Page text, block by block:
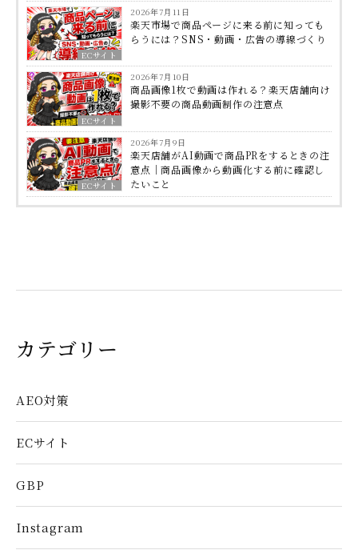
ECサイト
2026年7月11日
楽天市場で商品ページに来る前に知っても
らうには？SNS・動画・広告の導線づくり
ECサイト
2026年7月10日
商品画像1枚で動画は作れる？楽天店舗向け
撮影不要の商品動画制作の注意点
ECサイト
2026年7月9日
楽天店舗がAI動画で商品PRをするときの注
意点｜商品画像から動画化する前に確認し
たいこと
カテゴリー
AEO対策
ECサイト
GBP
Instagram